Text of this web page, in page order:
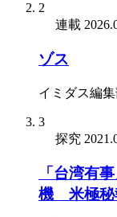
2
連載
ゾス
イミダス編
3
探究
「台湾有
機 米極秘